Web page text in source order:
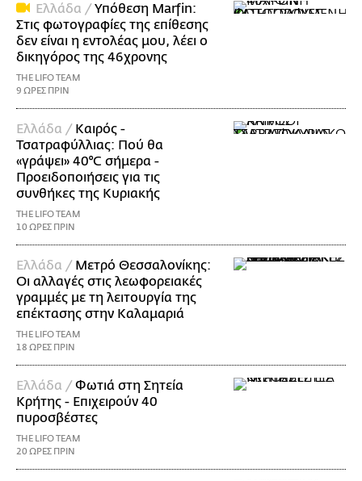
Ελλάδα /Υπόθεση Marfin:
Στις φωτογραφίες της επίθεσης
δεν είναι η εντολέας μου, λέει ο
δικηγόρος της 46χρονης
THE LIFO TEAM
9 ΩΡΕΣ ΠΡΙΝ
Ελλάδα / Καιρός -
Τσατραφύλλιας: Πού θα
«γράψει» 40°C σήμερα -
Προειδοποιήσεις για τις
συνθήκες της Κυριακής
THE LIFO TEAM
10 ΩΡΕΣ ΠΡΙΝ
Ελλάδα / Μετρό Θεσσαλονίκης:
Οι αλλαγές στις λεωφορειακές
γραμμές με τη λειτουργία της
επέκτασης στην Καλαμαριά
THE LIFO TEAM
18 ΩΡΕΣ ΠΡΙΝ
Ελλάδα /Φωτιά στη Σητεία
Κρήτης - Επιχειρούν 40
πυροσβέστες
THE LIFO TEAM
20 ΩΡΕΣ ΠΡΙΝ